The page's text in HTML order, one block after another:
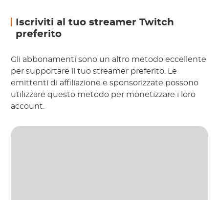
Iscriviti al tuo streamer Twitch
preferito
Gli abbonamenti sono un altro metodo eccellente
per supportare il tuo streamer preferito. Le
emittenti di affiliazione e sponsorizzate possono
utilizzare questo metodo per monetizzare i loro
account.